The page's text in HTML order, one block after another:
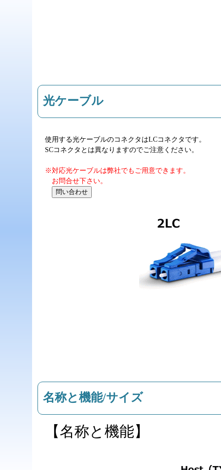
光ケーブル
使用する光ケーブルのコネクタはLCコネクタです。
SCコネクタとは異なりますのでご注意ください。
※対応光ケーブルは弊社でもご用意できます。
お問合せ下さい。
名称と機能/サイズ
【名称と機能】